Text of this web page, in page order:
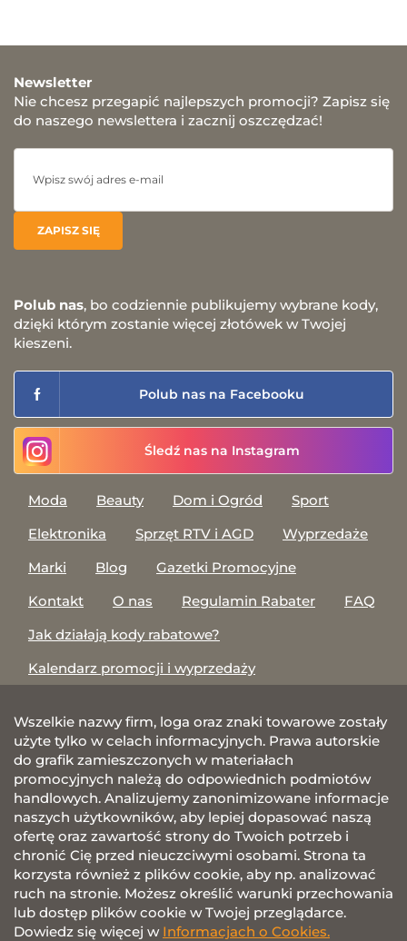
Newsletter
Nie chcesz przegapić najlepszych promocji? Zapisz się
do naszego newslettera i zacznij oszczędzać!
Polub nas, bo codziennie publikujemy wybrane kody,
dzięki którym zostanie więcej złotówek w Twojej
kieszeni.
Polub nas na Facebooku
Śledź nas na Instagram
Moda Beauty Dom i Ogród
Sport
Elektronika
Sprzęt RTV i AGD
Wyprzedaże
Marki
Blog
Gazetki Promocyjne
Kontakt
O nas Regulamin Rabater
FAQ
Jak działają kody rabatowe?
Kalendarz promocji i wyprzedaży
Wszelkie nazwy firm, loga oraz znaki towarowe zostały
użyte tylko w celach informacyjnych. Prawa autorskie
do grafik zamieszczonych w materiałach
promocyjnych należą do odpowiednich podmiotów
handlowych. Analizujemy zanonimizowane informacje
naszych użytkowników, aby lepiej dopasować naszą
ofertę oraz zawartość strony do Twoich potrzeb i
chronić Cię przed nieuczciwymi osobami. Strona ta
korzysta również z plików cookie, aby np. analizować
ruch na stronie. Możesz określić warunki przechowania
lub dostęp plików cookie w Twojej przeglądarce.
Dowiedz się więcej w Informacjach o Cookies.